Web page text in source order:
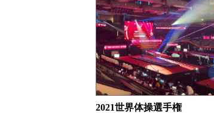
2021世界体操選手権